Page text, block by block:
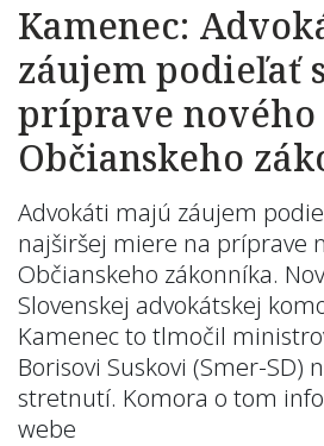
Kamenec:
záujem podieľať
príprave nového
Občianskeho
Advokáti majú záujem
najširšej miere na príprave
Občianskeho zákonníka.
Slovenskej advokátskej
Kamenec to tlmočil
Borisovi Suskovi (Smer-SD)
stretnutí. Komora o tom
webe